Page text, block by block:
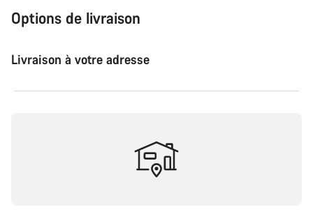
Options de livraison
Livraison à votre adresse